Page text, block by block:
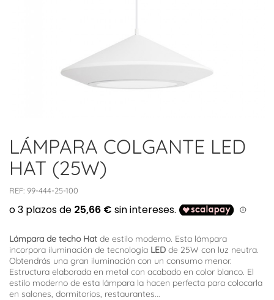
LÁMPARA COLGANTE LED
HAT (25W)
REF: 99-444-25-100
Lámpara de techo Hat de estilo moderno. Esta lámpara
incorpora iluminación de tecnología LED de 25W con luz neutra.
Obtendrás una gran iluminación con un consumo menor.
Estructura elaborada en metal con acabado en color blanco. El
estilo moderno de esta lámpara la hacen perfecta para colocarla
en salones, dormitorios, restaurantes...